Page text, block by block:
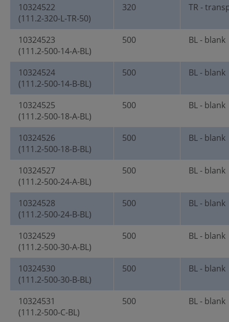
10324522
(111.2-320-L-TR-50)
320 TR -
10324523
(111.2-500-14-A-BL)
500 BL - blank
10324524
(111.2-500-14-B-BL)
500 BL - blank
10324525
(111.2-500-18-A-BL)
500 BL - blank
10324526
(111.2-500-18-B-BL)
500 BL - blank
10324527
(111.2-500-24-A-BL)
500 BL - blank
10324528
(111.2-500-24-B-BL)
500 BL - blank
10324529
(111.2-500-30-A-BL)
500 BL - blank
10324530
(111.2-500-30-B-BL)
500 BL - blank
10324531
(111.2-500-C-BL)
500 BL - blank